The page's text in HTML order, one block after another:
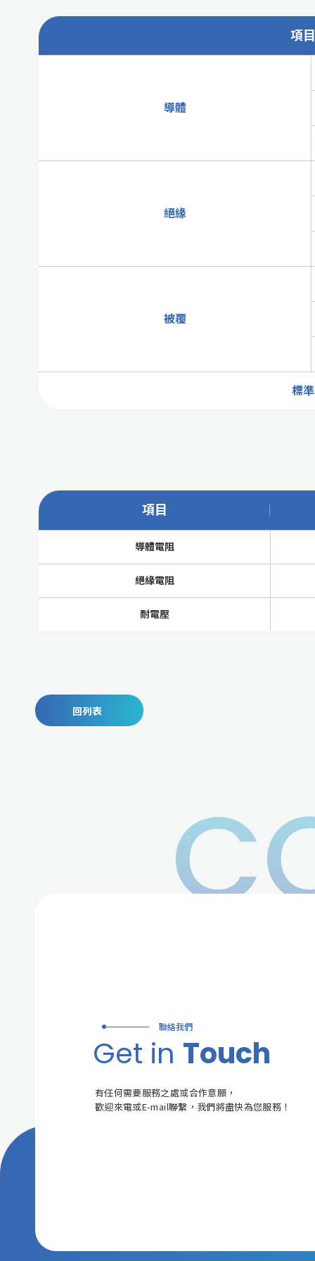
項目
導體
絕緣
被覆
標準
項目
導體電阻
絕緣電阻
耐電壓
回列表
聯絡我們
Get in Touch
有任何需要服務之處或合作意願，
歡迎來電或E-mail聯繫，我們將盡快為您服務！